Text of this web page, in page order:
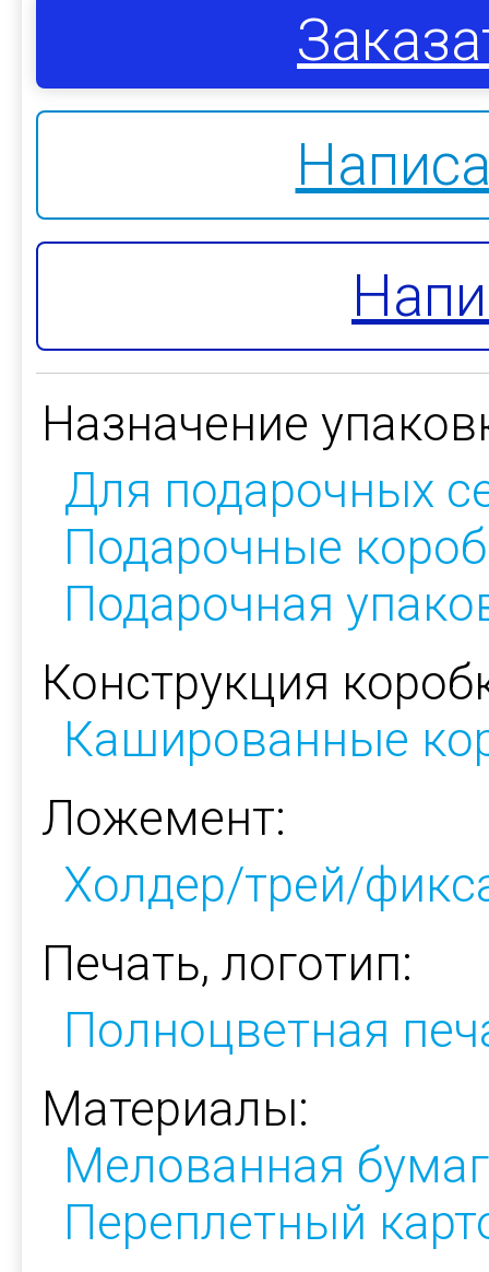
Назначение
Для подарочных
Подарочные
Подарочная
Конструкция
Кашированные
Ложемент:
Холдер/трей/
Печать, логотип:
Полноцветная
Материалы:
Мелованная
Переплетный